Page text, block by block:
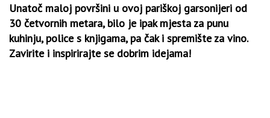
Unatoč maloj površini u ovoj pariškoj garsonijeri od
30 četvornih metara, bilo je ipak mjesta za punu
kuhinju, police s knjigama, pa čak i spremište za vino.
Zavirite i inspirirajte se dobrim idejama!